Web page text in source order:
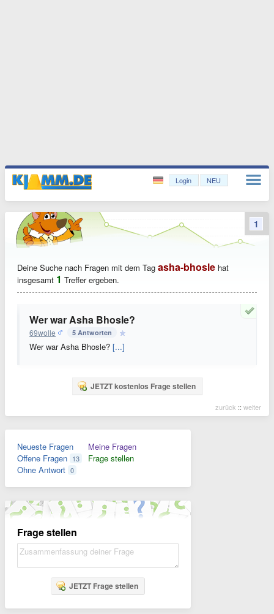
Login NEU
Deine Suche nach Fragen mit dem Tag asha-bhosle hat
insgesamt 1 Treffer ergeben.
Wer war Asha Bhosle?
69wolle 5 Antworten
Wer war Asha Bhosle? [...]
JETZT kostenlos Frage stellen
zurück :: weiter
1
Neueste Fragen
Offene Fragen 13
Ohne Antwort 0
Meine Fragen
Frage stellen
Frage stellen
JETZT Frage stellen